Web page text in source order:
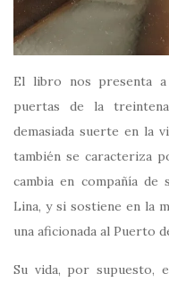
El libro nos presenta
puertas de la
demasiada suerte en la
también se caracteriza
cambia en compañía de
Lina, y si sostiene en la
una aficionada al Puerto
Su vida, por supuesto,